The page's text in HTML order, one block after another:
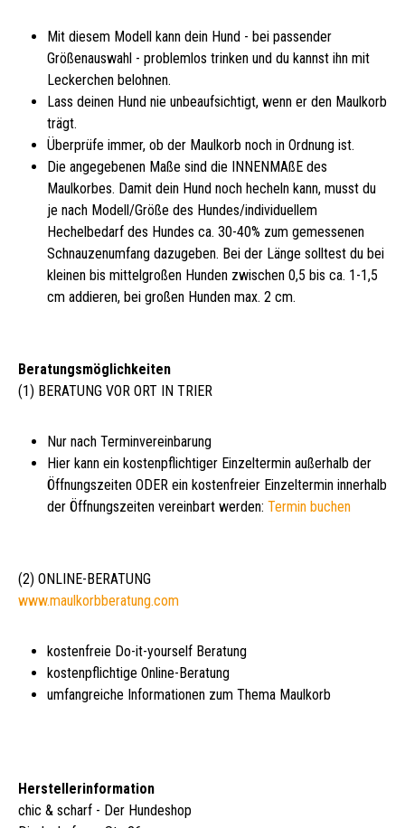
Mit diesem Modell kann dein Hund - bei passender
Größenauswahl - problemlos trinken und du kannst ihn mit
Leckerchen belohnen.
Lass deinen Hund nie unbeaufsichtigt, wenn er den Maulkorb
trägt.
Überprüfe immer, ob der Maulkorb noch in Ordnung ist.
Die angegebenen Maße sind die INNENMAßE des
Maulkorbes. Damit dein Hund noch hecheln kann, musst du
je nach Modell/Größe des Hundes/individuellem
Hechelbedarf des Hundes ca. 30-40% zum gemessenen
Schnauzenumfang dazugeben. Bei der Länge solltest du bei
kleinen bis mittelgroßen Hunden zwischen 0,5 bis ca. 1-1,5
cm addieren, bei großen Hunden max. 2 cm.
Beratungsmöglichkeiten
(1) BERATUNG VOR ORT IN TRIER
Nur nach Terminvereinbarung
Hier kann ein kostenpflichtiger Einzeltermin außerhalb der
Öffnungszeiten ODER ein kostenfreier Einzeltermin innerhalb
der Öffnungszeiten vereinbart werden: Termin buchen
(2) ONLINE-BERATUNG
www.maulkorbberatung.com
kostenfreie Do-it-yourself Beratung
kostenpflichtige Online-Beratung
umfangreiche Informationen zum Thema Maulkorb
Herstellerinformation
chic & scharf - Der Hundeshop